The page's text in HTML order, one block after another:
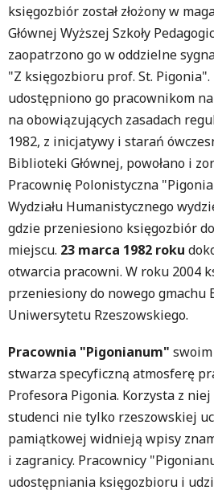
księgozbiór został złożony w
Głównej Wyższej Szkoły
zaopatrzono go w oddzielne
"Z księgozbioru prof. St.
udostępniono go pracownikom
na obowiązujących zasadach
1982, z inicjatywy i starań
Biblioteki Głównej, powołano i
Pracownię Polonistyczna
Wydziału Humanistycznego
gdzie przeniesiono księgozbiór
miejscu. 23 marca 1982 roku
otwarcia pracowni. W roku 2004
przeniesiony do nowego gmachu
Uniwersytetu Rzeszowskiego.
Pracownia "Pigonianum"
stwarza specyficzną atmosferę
Profesora Pigonia. Korzysta z
studenci nie tylko rzeszowskiej
pamiątkowej widnieją wpisy
i zagranicy. Pracownicy
udostępniania księgozbioru i